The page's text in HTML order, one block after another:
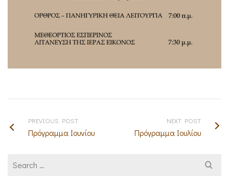
PREVIOUS POST
Πρόγραμμα Ιουνίου
NEXT POST
Πρόγραμμα Ιουλίου
Search